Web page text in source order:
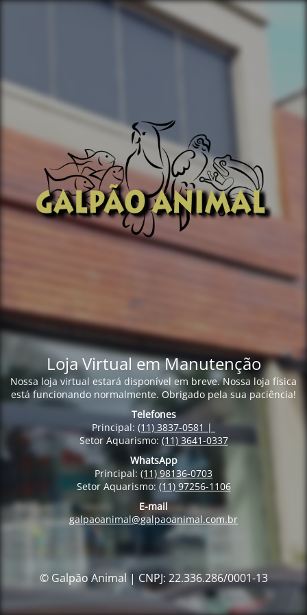
Loja Virtual em Manutenção
Nossa loja virtual estará disponível em breve. Nossa loja física
está funcionando normalmente. Obrigado pela sua paciência!
Telefones
Principal: (11) 3837-0581 |
Setor Aquarismo: (11) 3641-0337
WhatsApp
Principal: (11) 98136-0703
Setor Aquarismo: (11) 97256-1106
E-mail
galpaoanimal@galpaoanimal.com.br
© Galpão Animal | CNPJ: 22.336.286/0001-13